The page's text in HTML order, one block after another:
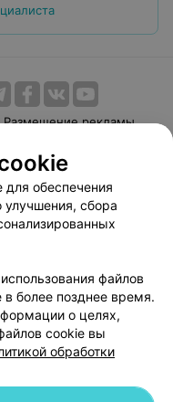
Размещение рекламы
Способы оплаты
103.by
cookie
данных
обеспечения
улучшения, сбора
файлов
в более позднее время.
о целях,
cookie вы
обработки